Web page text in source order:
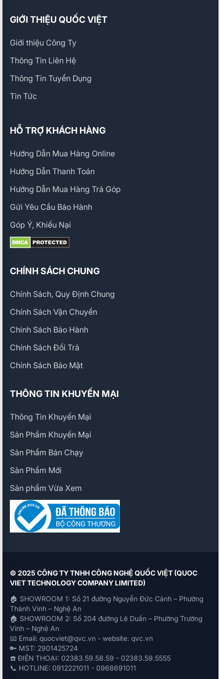
GIỚI THIỆU QUỐC VIỆT
Giới thiệu Công Ty
Thông Tin Liên Hệ
Thông Tin Tuyển Dụng
Tin Tức
HỖ TRỢ KHÁCH HÀNG
Hướng Dẫn Mua Hàng Online
Hướng Dẫn Thanh Toán
Hướng Dẫn Mua Hàng Trả Góp
Gửi Yêu Cầu Bảo Hành
Góp Ý, Khiếu Nại
CHÍNH SÁCH CHUNG
Chính Sách, Quy Định Chung
Chính Sách Vận Chuyển
Chính Sách Bảo Hành
Chính Sách Đổi Trả
Chính Sách Bảo Mật
THÔNG TIN KHUYẾN MẠI
Thông Tin Khuyến Mại
Sản Phẩm Khuyến Mại
Sản Phẩm Bán Chạy
Sản Phẩm Mới
Sản phẩm Vừa Xem
© 2025 CÔNG TY TNHH CÔNG NGHỆ QUỐC VIỆT (QUOC
VIET TECHNOLOGY COMPANY LIMITED)
🏠 SHOWROOM 1: Số 21 đường Nguyễn Đức Cảnh – Phường
Thành Vinh – Nghệ An
🏠 SHOWROOM 2: Số 204 đường Lê Duẩn – Phường Trường
Vinh – Nghệ An
📧 Email: quocviet@qvc.vn - website: qvc.vn
🔑 MST: 2901425724
☎️ ĐIỆN THOẠI: 02383.59.58.59 - 02383.59.5555
📞 HOTLINE: 0912221011 - 0968691011